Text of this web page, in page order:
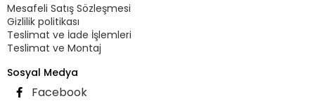
Mesafeli Satış Sözleşmesi
Gizlilik politikası
Teslimat ve İade İşlemleri
Teslimat ve Montaj
Sosyal Medya
Facebook